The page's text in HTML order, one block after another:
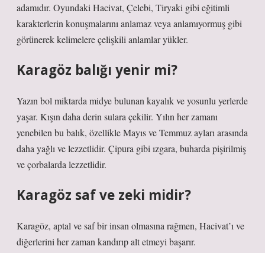
adamıdır. Oyundaki Hacivat, Çelebi, Tiryaki gibi eğitimli
karakterlerin konuşmalarını anlamaz veya anlamıyormuş gibi
görünerek kelimelere çelişkili anlamlar yükler.
Karagöz balığı yenir mi?
Yazın bol miktarda midye bulunan kayalık ve yosunlu yerlerde
yaşar. Kışın daha derin sulara çekilir. Yılın her zamanı
yenebilen bu balık, özellikle Mayıs ve Temmuz ayları arasında
daha yağlı ve lezzetlidir. Çipura gibi ızgara, buharda pişirilmiş
ve çorbalarda lezzetlidir.
Karagöz saf ve zeki midir?
Karagöz, aptal ve saf bir insan olmasına rağmen, Hacivat’ı ve
diğerlerini her zaman kandırıp alt etmeyi başarır.